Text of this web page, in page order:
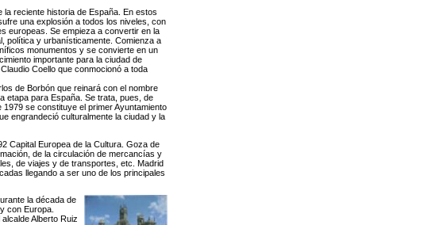
reciente historia de España. En estos
una explosión a todos los niveles, con
europeas. Se empieza a convertir en la
política y urbanísticamente. Comienza a
monumentos y se convierte en un
importante para la ciudad de
Coello que conmocionó a toda
de Borbón que reinará con el nombre
etapa para España. Se trata, pues, de
se constituye el primer Ayuntamiento
engrandeció culturalmente la ciudad y la
Capital Europea de la Cultura. Goza de
de la circulación de mercancías y
de viajes y de transportes, etc. Madrid
llegando a ser uno de los principales
la década de
con Europa.
Alberto Ruiz